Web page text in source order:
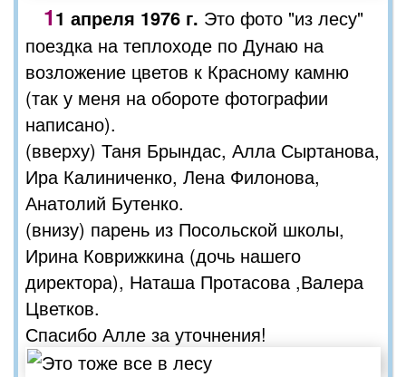
11 апреля 1976 г. Это фото "из лесу"
поездка на теплоходе по Дунаю на
возложение цветов к Красному камню
(так у меня на обороте фотографии
написано).
(вверху) Таня Брындас, Алла Сыртанова,
Ира Калиниченко, Лена Филонова,
Анатолий Бутенко.
(внизу) парень из Посольской школы,
Ирина Коврижкина (дочь нашего
директора), Наташа Протасова ,Валера
Цветков.
Спасибо Алле за уточнения!